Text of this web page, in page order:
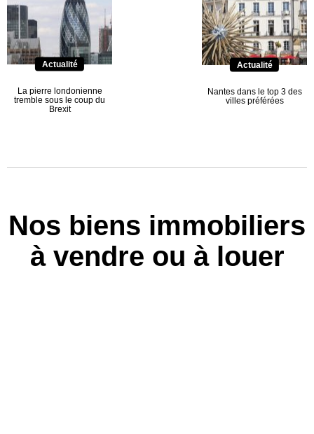
Actualité
La pierre londonienne
tremble sous le coup du
Brexit
Actualité
Nantes dans le top 3 des
villes préférées
Nos biens immobiliers
à vendre ou à louer